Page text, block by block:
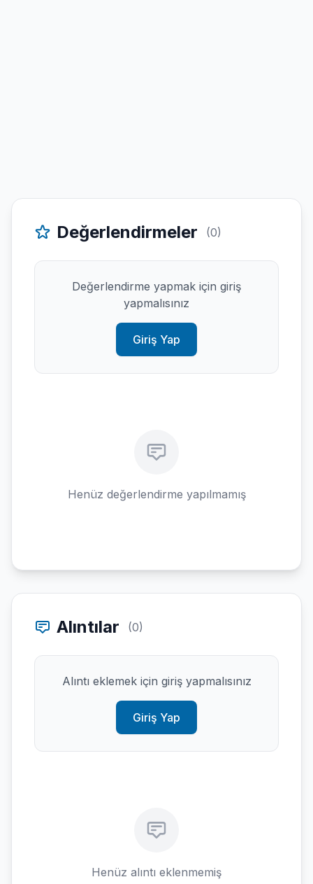
Değerlendirmeler (0)
Değerlendirme yapmak için giriş
yapmalısınız
Giriş Yap
Henüz değerlendirme yapılmamış
Alıntılar (0)
Alıntı eklemek için giriş yapmalısınız
Giriş Yap
Henüz alıntı eklenmemiş